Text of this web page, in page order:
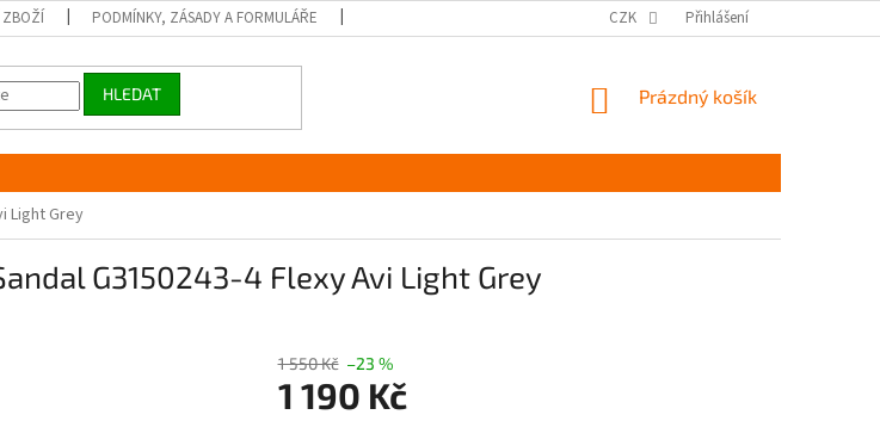
ZBOŽÍ PODMÍNKY, ZÁSADY A FORMULÁŘE JAK PEČOVAT O OBUV
CZK Přihlášení
HLEDAT
NÁKUPNÍ
Prázdný košík
Light Grey
G3150243-4 Flexy Avi Light Grey
1 550 Kč –23 %
1 190 Kč